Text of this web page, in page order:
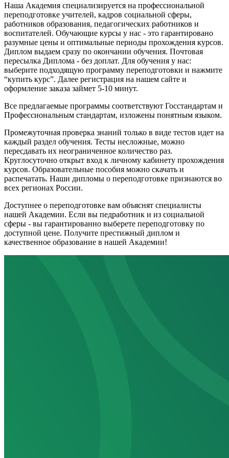
Наша Академия специализируется на профессиональной
переподготовке учителей, кадров социальной сферы,
работников образования, педагогических работников и
воспитателей. Обучающие курсы у нас - это гарантировано
разумные цены и оптимальные периоды прохождения курсов.
Диплом выдаем сразу по окончании обучения. Почтовая
пересылка Диплома - без доплат. Для обучения у нас:
выберите подходящую программу переподготовки и нажмите
“купить курс”. Далее регистрация на нашем сайте и
оформление заказа займет 5-10 минут.
Все предлагаемые программы соответствуют Госстандартам и
Профессиональным стандартам, изложены понятным языком.
Промежуточная проверка знаний только в виде тестов идет на
каждый раздел обучения. Тесты несложные, можно
пересдавать их неограниченное количество раз.
Круглосуточно открыт вход к личному кабинету прохождения
курсов. Образовательные пособия можно скачать и
распечатать. Наши дипломы о переподготовке признаются во
всех регионах России.
Доступнее о переподготовке вам объяснят специалисты
нашей Академии. Если вы педработник и из социальной
сферы - вы гарантированно выберете переподготовку по
доступной цене. Получите престижный диплом и
качественное образование в нашей Академии!